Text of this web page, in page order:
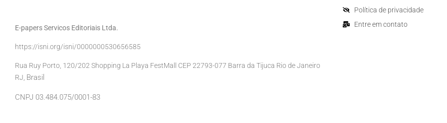
E-papers Servicos Editoriais Ltda.
https://isni.org/isni/0000000530656585
Rua Ruy Porto, 120/202 Shopping La Playa FestMall CEP 22793-077 Barra da Tijuca Rio de Janeiro
RJ, Brasil
CNPJ 03.484.075/0001-83
Política de privacidade
Entre em contato